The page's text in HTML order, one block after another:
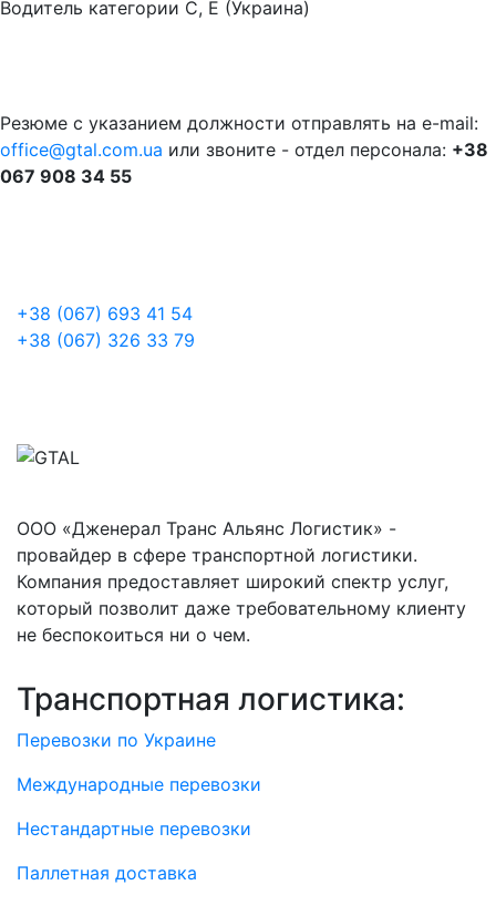
Водитель категории С, Е (Украина)
Резюме c указанием должности отправлять на e-mail:
office@gtal.com.ua или звоните - отдел персонала: +38
067 908 34 55
+38 (067) 693 41 54
+38 (067) 326 33 79
ООО «Дженерал Транс Альянс Логистик» -
провайдер в сфере транспортной логистики.
Компания предоставляет широкий спектр услуг,
который позволит даже требовательному клиенту
не беспокоиться ни о чем.
Транспортная логистика:
Перевозки по Украине
Международные перевозки
Нестандартные перевозки
Паллетная доставка